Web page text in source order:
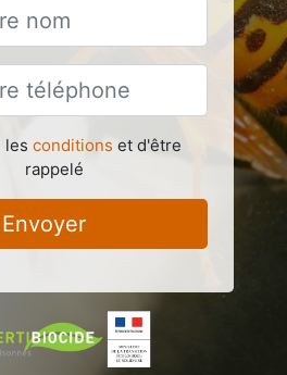
les conditions et d'être
rappelé
Envoyer